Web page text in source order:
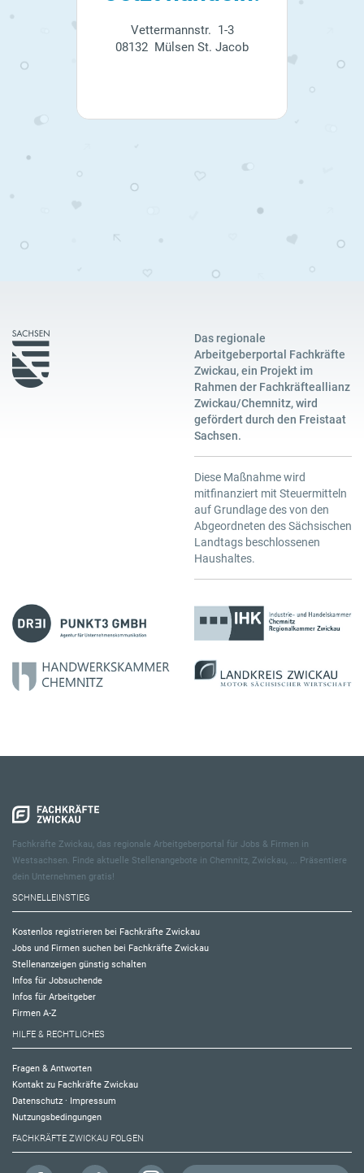
Vettermannstr. 1-3
08132 Mülsen St. Jacob
Das regionale
Arbeitgeberportal Fachkräfte
Zwickau, ein Projekt im
Rahmen der Fachkräfteallianz
Zwickau/Chemnitz, wird
gefördert durch den Freistaat
Sachsen.
Diese Maßnahme wird
mitfinanziert mit Steuermitteln
auf Grundlage des von den
Abgeordneten des Sächsischen
Landtags beschlossenen
Haushaltes.
Fachkräfte Zwickau, das regionale Arbeitgeberportal für Jobs & Firmen in
Westsachsen. Finde aktuelle Stellenangebote in Chemnitz, Zwickau, ... Präsentiere
dein Unternehmen gratis!
SCHNELLEINSTIEG
Kostenlos registrieren bei Fachkräfte Zwickau
Jobs und Firmen suchen bei Fachkräfte Zwickau
Stellenanzeigen günstig schalten
Infos für Jobsuchende
Infos für Arbeitgeber
Firmen A-Z
HILFE & RECHTLICHES
Fragen & Antworten
Kontakt zu Fachkräfte Zwickau
Datenschutz · Impressum
Nutzungsbedingungen
FACHKRÄFTE ZWICKAU FOLGEN